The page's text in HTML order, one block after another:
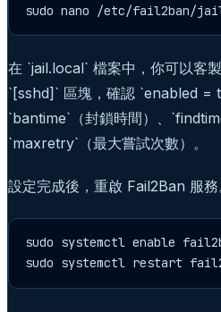
sudo nano /etc/fail2ban/
在 `jail.local` 檔案中，你可以客
`[sshd]` 區塊，確認 `enabled =
`bantime`（封鎖時間）、
`maxretry`（最大嘗試次數）。
設定完成後，重啟 Fail2Ban 服務
sudo systemctl enable
sudo systemctl restart